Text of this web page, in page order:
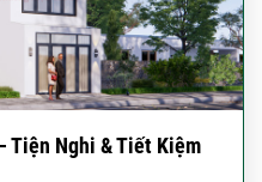
Tiện Nghi & Tiết Kiệm